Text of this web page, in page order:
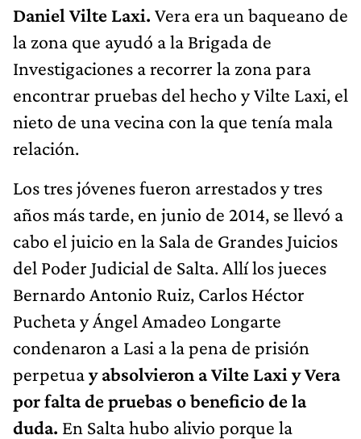
Daniel Vilte Laxi. Vera era un baqueano de
la zona que ayudó a la Brigada de
Investigaciones a recorrer la zona para
encontrar pruebas del hecho y Vilte Laxi, el
nieto de una vecina con la que tenía mala
relación.
Los tres jóvenes fueron arrestados y tres
años más tarde, en junio de 2014, se llevó a
cabo el juicio en la Sala de Grandes Juicios
del Poder Judicial de Salta. Allí los jueces
Bernardo Antonio Ruiz, Carlos Héctor
Pucheta y Ángel Amadeo Longarte
condenaron a Lasi a la pena de prisión
perpetuay absolvieron a Vilte Laxi y Vera
por falta de pruebas o beneficio de la
duda. En Salta hubo alivio porque la